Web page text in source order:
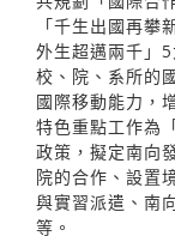
「千生出國再
外生超邁兩千」
校、院、系所的
國際移動能力，
特色重點工作為
政策，擬定南向
院的合作、設置
與實習派遣、南
等。